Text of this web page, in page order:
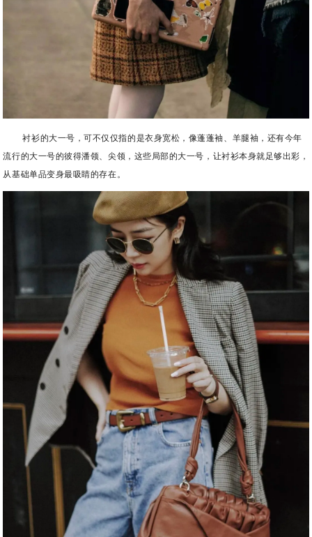
衬衫的大一号，可不仅仅指的是衣身宽松，像蓬蓬袖、羊腿袖，还有今年
流行的大一号的彼得潘领、尖领，这些局部的大一号，让衬衫本身就足够出彩，
从基础单品变身最吸睛的存在。